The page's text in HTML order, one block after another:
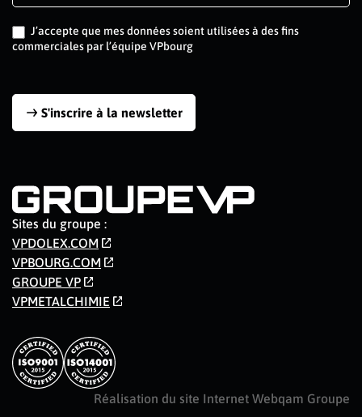
J’accepte que mes données soient utilisées à des fins
commerciales par l’équipe VPbourg
S'inscrire à la newsletter
Sites du groupe :
VPDOLEX.COM
VPBOURG.COM
GROUPE VP
VPMETALCHIMIE
Réalisation du site Internet Webqam Groupe